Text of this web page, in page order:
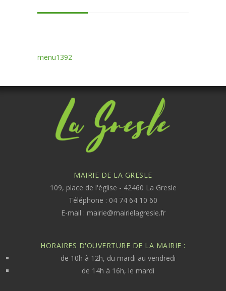
menu1392
MAIRIE DE LA GRESLE
109, place de l'église - 42460 La Gresle
Téléphone : 04 74 64 10 60
E-mail : mairie@mairielagresle.fr
HORAIRES D'OUVERTURE DE LA MAIRIE :
de 10h à 12h, du mardi au vendredi
de 14h à 16h, le mardi